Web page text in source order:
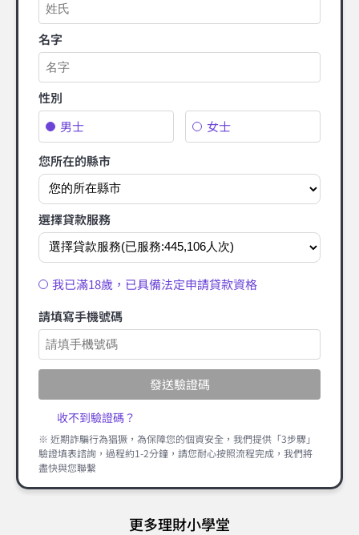
名字
性別
男士
女士
您所在的縣市
選擇貸款服務
我已滿18歲，已具備法定申請貸款資格
請填寫手機號碼
發送驗證碼
收不到驗證碼？
※ 近期詐騙行為猖獗，為保障您的個資安全，我們提供「3步驟」
驗證填表諮詢，過程約1-2分鐘，請您耐心按照流程完成，我們將
盡快與您聯繫
更多理財小學堂